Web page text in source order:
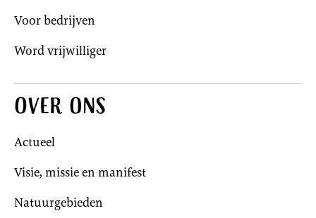
Voor bedrijven
Word vrijwilliger
Over ons
Actueel
Visie, missie en manifest
Natuurgebieden